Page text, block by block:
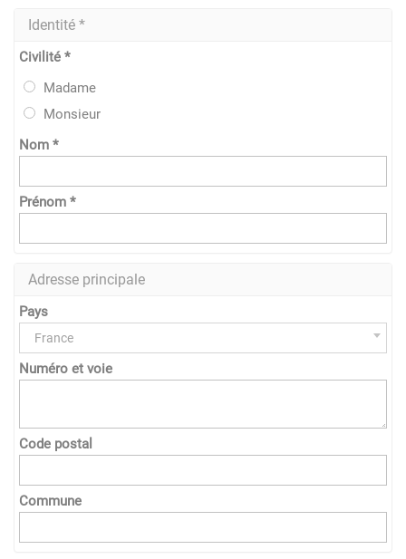
Identité *
Civilité *
Madame
Monsieur
Nom *
Prénom *
Adresse principale
Pays
France
Numéro et voie
Code postal
Commune